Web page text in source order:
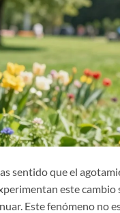
sentido que el
este cambio
Este fenómeno no